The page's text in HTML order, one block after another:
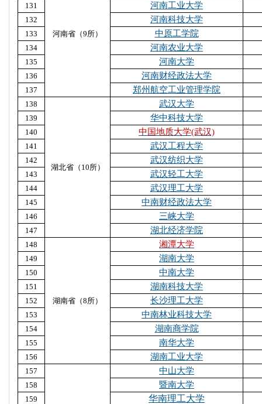
河南省（9所）
131 河南工业大学
132 河南科技大学
133 中原工学院
134 河南农业大学
135 河南大学
136 河南财经政法大学
137 郑州航空工业管理学院
138
湖北省（10所）
武汉大学
139 华中科技大学
140 中国地质大学(武汉)
141 武汉工程大学
142 武汉纺织大学
143 武汉轻工大学
144 武汉理工大学
145 中南财经政法大学
146 三峡大学
147 湖北经济学院
148
湖南省（8所）
湘潭大学
149 湖南大学
150 中南大学
151 湖南科技大学
152 长沙理工大学
153 中南林业科技大学
154 湖南商学院
155 南华大学
156 湖南工业大学
157 中山大学
158 暨南大学
159 华南理工大学